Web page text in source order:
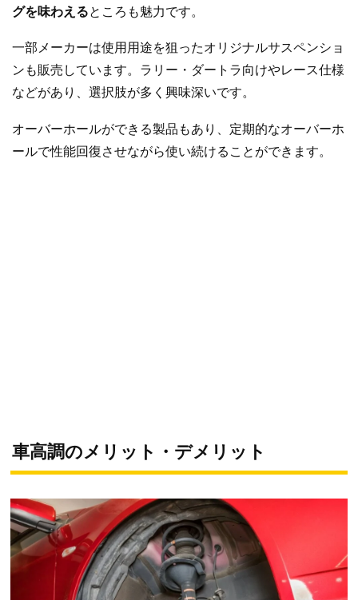
グを味わえるところも魅力です。
一部メーカーは使用用途を狙ったオリジナルサスペンショ
ンも販売しています。ラリー・ダートラ向けやレース仕様
などがあり、選択肢が多く興味深いです。
オーバーホールができる製品もあり、定期的なオーバーホ
ールで性能回復させながら使い続けることができます。
車高調のメリット・デメリット